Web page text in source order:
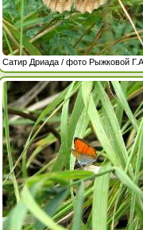
Сатир Дриада / фото Рыжковой